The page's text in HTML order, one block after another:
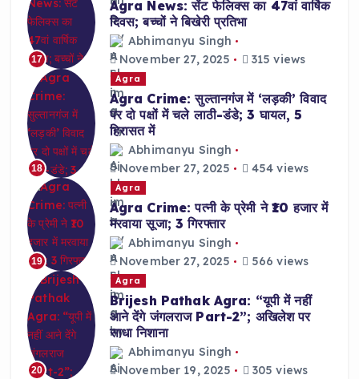
17
Agra News: सेंट फेलिक्स का 47वां वार्षिक
दिवस; बच्चों ने बिखेरी प्रतिभा
Abhimanyu Singh
November 27, 2025
315 views
18
Agra
Agra Crime: सुल्तानगंज में ‘लड़की’ विवाद
पर दो पक्षों में चले लाठी-डंडे; 3 घायल, 5
हिरासत में
Abhimanyu Singh
November 27, 2025
454 views
19
Agra
Agra Crime: पत्नी के प्रेमी ने ₹10 हजार में
मरवाया सूजा; 3 गिरफ्तार
Abhimanyu Singh
November 27, 2025
566 views
20
Agra
Brijesh Pathak Agra: “यूपी में नहीं
आने देंगे जंगलराज Part-2”; अखिलेश पर
साधा निशाना
Abhimanyu Singh
November 19, 2025
305 views